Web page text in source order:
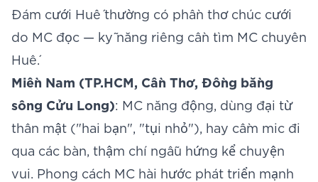
Đám cưới Huế thường có phần thơ chúc cưới
do MC đọc — kỹ năng riêng cần tìm MC chuyên
Huế.
Miền Nam (TP.HCM, Cần Thơ, Đồng bằng
sông Cửu Long): MC năng động, dùng đại từ
thân mật ("hai bạn", "tụi nhỏ"), hay cầm mic đi
qua các bàn, thậm chí ngẫu hứng kể chuyện
vui. Phong cách MC hài hước phát triển mạnh